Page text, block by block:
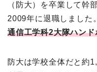
（防大）を卒業して幹
2009年に退職しました
通信工学科2大隊ハンド
防大は学校全体だと約